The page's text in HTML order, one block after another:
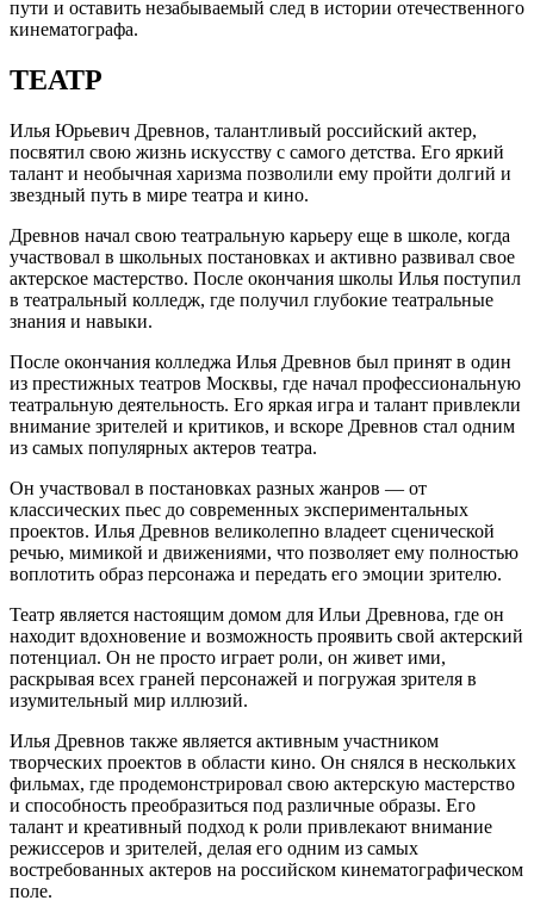
пути и оставить незабываемый след в истории отечественного
кинематографа.
ТЕАТР
Илья Юрьевич Древнов, талантливый российский актер,
посвятил свою жизнь искусству с самого детства. Его яркий
талант и необычная харизма позволили ему пройти долгий и
звездный путь в мире театра и кино.
Древнов начал свою театральную карьеру еще в школе, когда
участвовал в школьных постановках и активно развивал свое
актерское мастерство. После окончания школы Илья поступил
в театральный колледж, где получил глубокие театральные
знания и навыки.
После окончания колледжа Илья Древнов был принят в один
из престижных театров Москвы, где начал профессиональную
театральную деятельность. Его яркая игра и талант привлекли
внимание зрителей и критиков, и вскоре Древнов стал одним
из самых популярных актеров театра.
Он участвовал в постановках разных жанров — от
классических пьес до современных экспериментальных
проектов. Илья Древнов великолепно владеет сценической
речью, мимикой и движениями, что позволяет ему полностью
воплотить образ персонажа и передать его эмоции зрителю.
Театр является настоящим домом для Ильи Древнова, где он
находит вдохновение и возможность проявить свой актерский
потенциал. Он не просто играет роли, он живет ими,
раскрывая всех граней персонажей и погружая зрителя в
изумительный мир иллюзий.
Илья Древнов также является активным участником
творческих проектов в области кино. Он снялся в нескольких
фильмах, где продемонстрировал свою актерскую мастерство
и способность преобразиться под различные образы. Его
талант и креативный подход к роли привлекают внимание
режиссеров и зрителей, делая его одним из самых
востребованных актеров на российском кинематографическом
поле.